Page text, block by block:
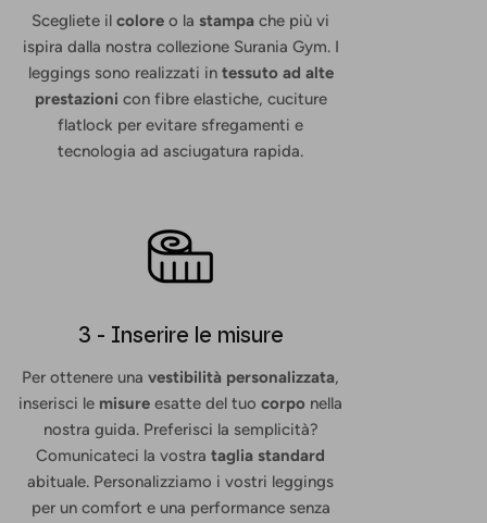
Scegliete il colore o la stampa che più vi
ispira dalla nostra collezione Surania Gym. I
leggings sono realizzati in tessuto ad alte
prestazioni con fibre elastiche, cuciture
flatlock per evitare sfregamenti e
tecnologia ad asciugatura rapida.
3 - Inserire le misure
Per ottenere una vestibilità personalizzata,
inserisci le misure esatte del tuo corpo nella
nostra guida. Preferisci la semplicità?
Comunicateci la vostra taglia standard
abituale. Personalizziamo i vostri leggings
per un comfort e una performance senza